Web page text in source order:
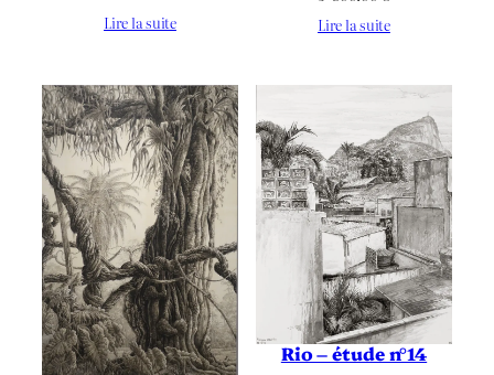
Lire la suite
Lire la suite
Rio – étude n°14